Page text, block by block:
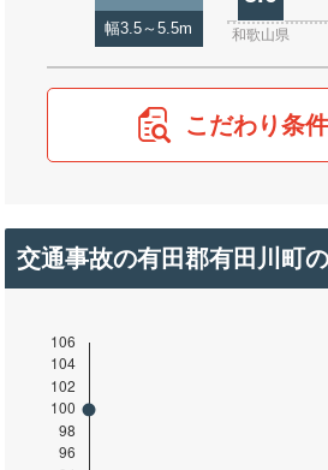
幅3.5～5.5m 和歌山県
こだわり条
交通事故の有田郡有田川町